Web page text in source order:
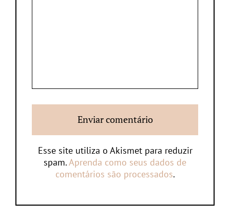
Esse site utiliza o Akismet para reduzir
spam.Aprenda como seus dados de
comentários são processados.